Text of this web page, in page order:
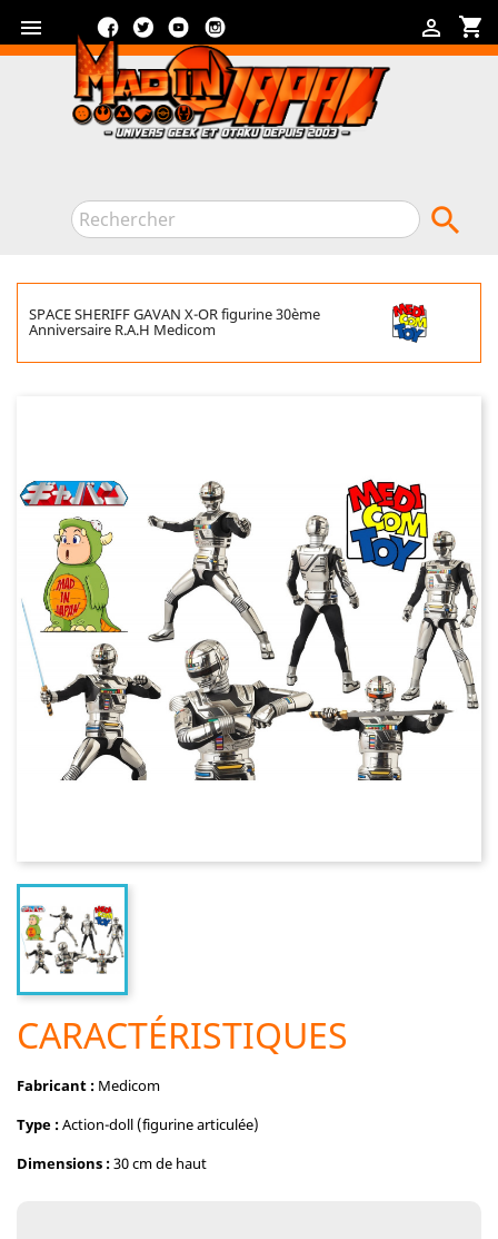
 shopping_cart

FacebookTwitterYouTube

SPACE SHERIFF GAVAN X-OR figurine 30ème
Anniversaire R.A.H Medicom
CARACTÉRISTIQUES
Fabricant : Medicom
Type :Action-doll (figurine articulée)
Dimensions :30 cm de haut